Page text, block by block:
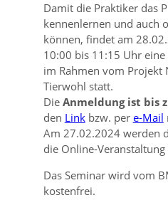
Damit die Praktiker das
kennenlernen und auch
können, findet am
10:00 bis 11:15 Uhr
im Rahmen vom Projekt
Tierwohl statt.
Die Anmeldung ist bis
den Linkbzw. per e-Mail
Am 27.02.2024 werden
die Online-
Das Seminar wird vom
kostenfrei.